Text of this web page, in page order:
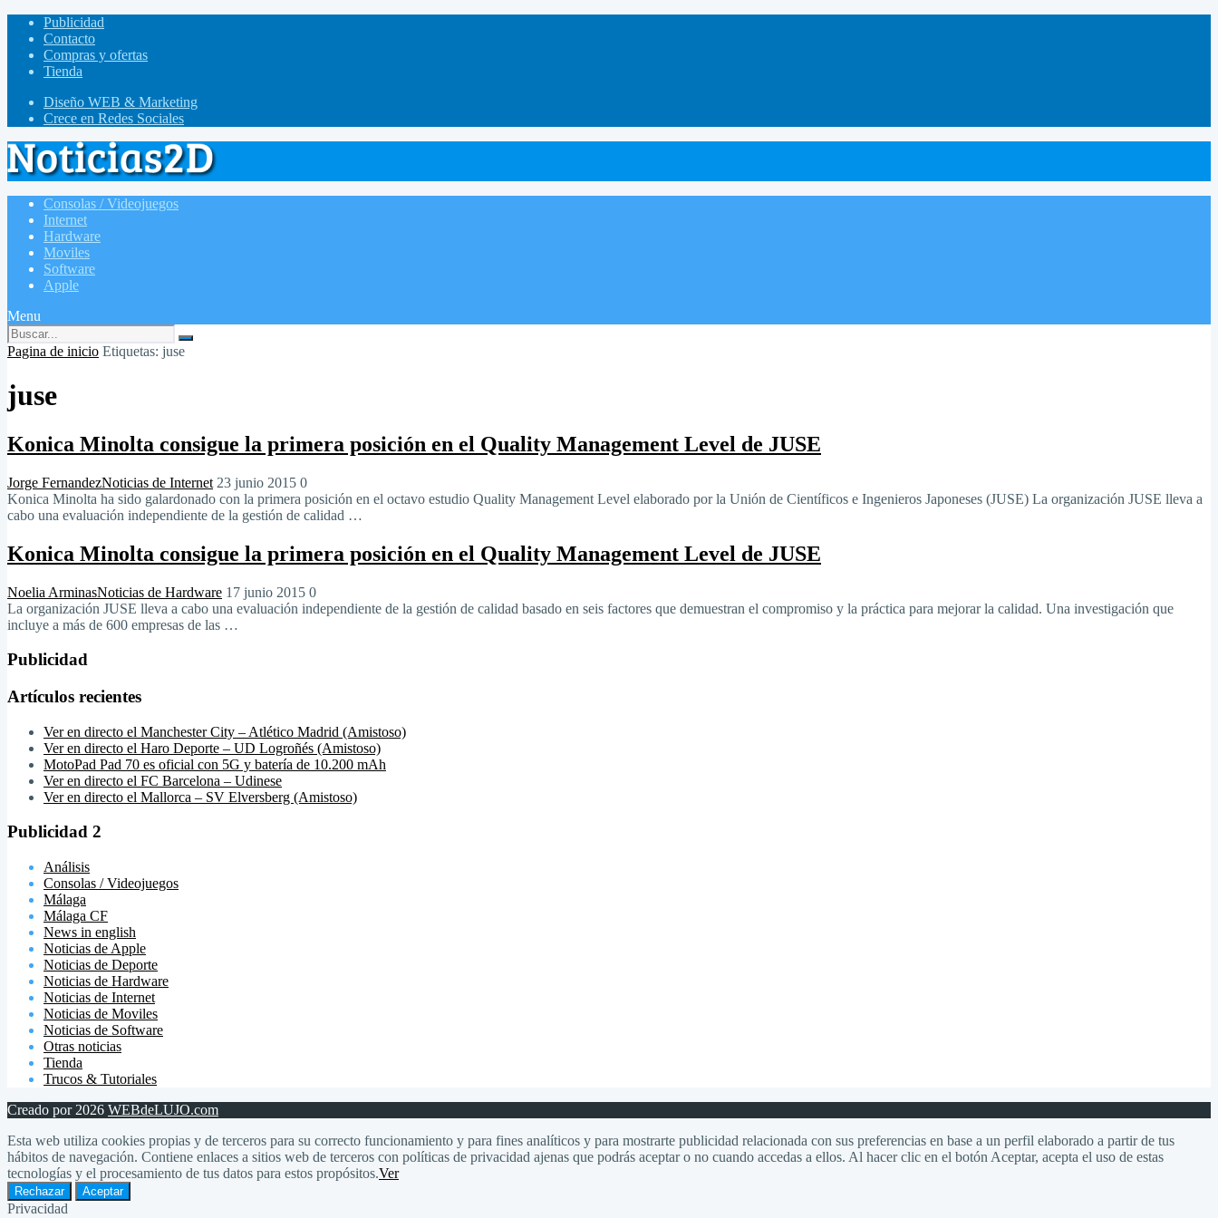
Publicidad
Contacto
Compras y ofertas
Tienda
Diseño WEB & Marketing
Crece en Redes Sociales
Consolas / Videojuegos
Internet
Hardware
Moviles
Software
Apple
Menu
Pagina de inicio Etiquetas: juse
juse
Konica Minolta consigue la primera posición en el Quality Management Level de JUSE
Jorge FernandezNoticias de Internet 23 junio 2015 0
Konica Minolta ha sido galardonado con la primera posición en el octavo estudio Quality Management Level elaborado por la Unión de Científicos e Ingenieros Japoneses (JUSE) La organización JUSE lleva a
cabo una evaluación independiente de la gestión de calidad …
Konica Minolta consigue la primera posición en el Quality Management Level de JUSE
Noelia ArminasNoticias de Hardware 17 junio 2015 0
La organización JUSE lleva a cabo una evaluación independiente de la gestión de calidad basado en seis factores que demuestran el compromiso y la práctica para mejorar la calidad. Una investigación que
incluye a más de 600 empresas de las …
Publicidad
Artículos recientes
Ver en directo el Manchester City – Atlético Madrid (Amistoso)
Ver en directo el Haro Deporte – UD Logroñés (Amistoso)
MotoPad Pad 70 es oficial con 5G y batería de 10.200 mAh
Ver en directo el FC Barcelona – Udinese
Ver en directo el Mallorca – SV Elversberg (Amistoso)
Publicidad 2
Análisis
Consolas / Videojuegos
Málaga
Málaga CF
News in english
Noticias de Apple
Noticias de Deporte
Noticias de Hardware
Noticias de Internet
Noticias de Moviles
Noticias de Software
Otras noticias
Tienda
Trucos & Tutoriales
Creado por 2026 WEBdeLUJO.com
Esta web utiliza cookies propias y de terceros para su correcto funcionamiento y para fines analíticos y para mostrarte publicidad relacionada con sus preferencias en base a un perfil elaborado a partir de tus
hábitos de navegación. Contiene enlaces a sitios web de terceros con políticas de privacidad ajenas que podrás aceptar o no cuando accedas a ellos. Al hacer clic en el botón Aceptar, acepta el uso de estas
tecnologías y el procesamiento de tus datos para estos propósitos.Ver
Rechazar Aceptar
Privacidad